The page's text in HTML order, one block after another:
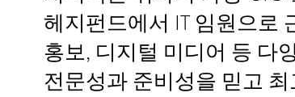
헤지펀드에서 IT 임원으로
홍보, 디지털 미디어 등 다
전문성과 준비성을 믿고